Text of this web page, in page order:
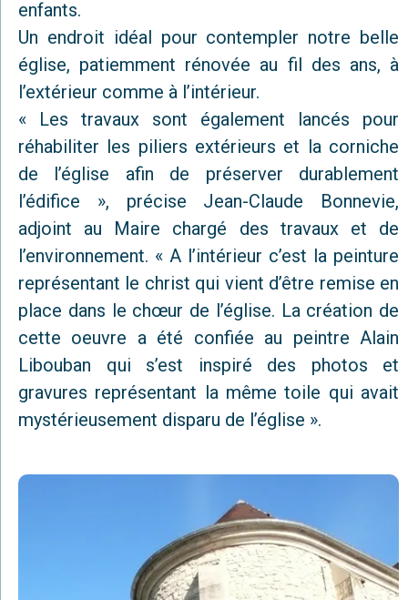
enfants.
Un endroit idéal pour contempler notre belle
église, patiemment rénovée au fil des ans, à
l’extérieur comme à l’intérieur.
« Les travaux sont également lancés pour
réhabiliter les piliers extérieurs et la corniche
de l’église afin de préserver durablement
l’édifice », précise Jean-Claude Bonnevie,
adjoint au Maire chargé des travaux et de
l’environnement. « A l’intérieur c’est la peinture
représentant le christ qui vient d’être remise en
place dans le chœur de l’église. La création de
cette oeuvre a été confiée au peintre Alain
Libouban qui s’est inspiré des photos et
gravures représentant la même toile qui avait
mystérieusement disparu de l’église ».